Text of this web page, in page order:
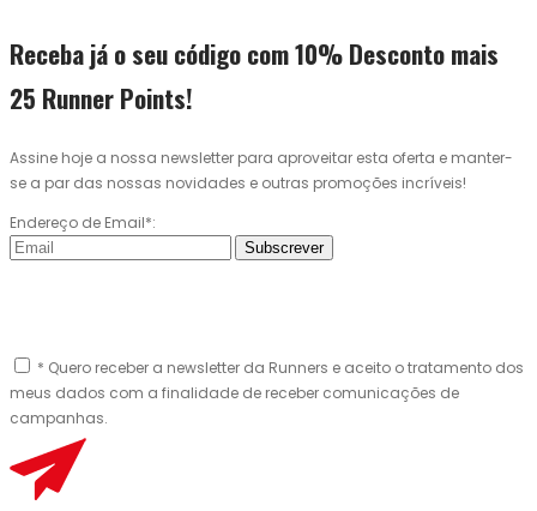
Receba já o seu código com 10% Desconto mais
25 Runner Points!
Assine hoje a nossa newsletter para aproveitar esta oferta e manter-
se a par das nossas novidades e outras promoções incríveis!
Endereço de Email*:
Subscrever
* Quero receber a newsletter da Runners e aceito o tratamento dos
meus dados com a finalidade de receber comunicações de
campanhas.